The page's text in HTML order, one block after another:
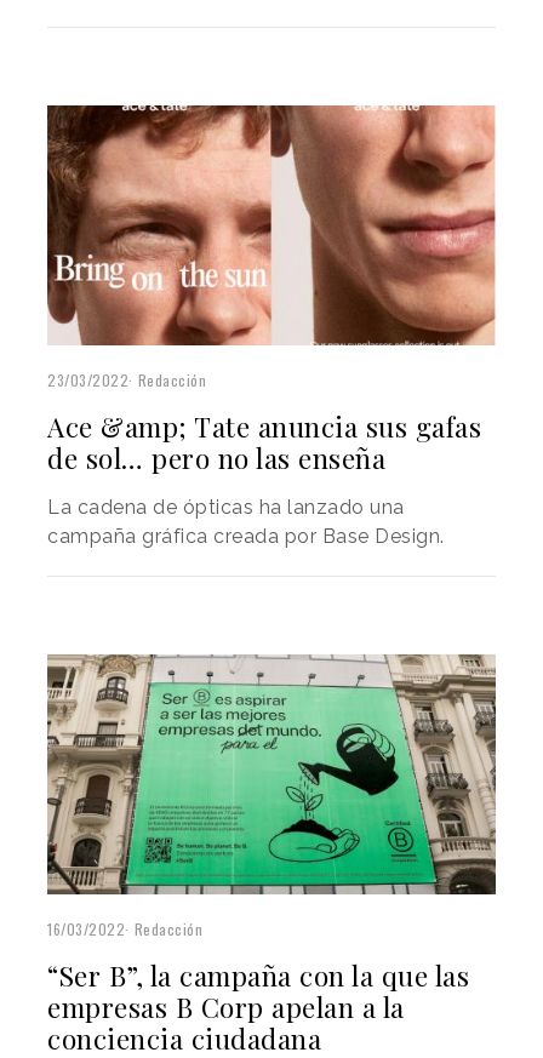
23/03/2022 Redacción
Ace &amp; Tate anuncia sus gafas
de sol… pero no las enseña
La cadena de ópticas ha lanzado una
campaña gráfica creada por Base Design.
16/03/2022 Redacción
“Ser B”, la campaña con la que las
empresas B Corp apelan a la
conciencia ciudadana